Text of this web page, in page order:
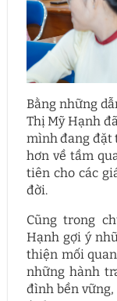
Bằng những
Thị Mỹ Hạnh
mình đang đặt
hơn về tầm
tiên cho các
đời.
Cũng trong
Hạnh gợi ý
thiện mối
những hành
đình bền